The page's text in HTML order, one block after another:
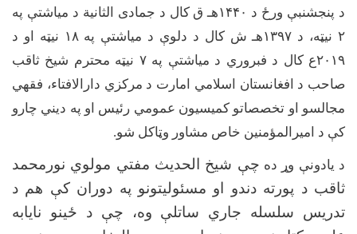
د پنجشنبې ورځ د ۱۴۴۰هـ ق کال د جمادی الثانیة د میاشتې په
۲نیټه، د ۱۳۹۷هـ ش کال د دلوې د میاشتې په۱۸ نیټه او د
۲۰۱۹ع کال د فبروري د میاشتې په۷ نیټه محترم شیخ ثاقب
صاحب د افغانستان اسلامي امارت د مرکزي دارالافتاء، فقهي
مجالسو او تخصصاتو کمیسیون عمومي رئیس او په دیني چارو
کې د امیرالمؤمنین خاص مشاور وټاکل شو.
د یادونې وړ ده چې شیخ الحدیث مفتي مولوي نورمحمد
ثاقب د پورته دندو او مسئولیتونو په دوران کې هم د
تدریس سلسله جاري ساتلې وه، چې د ځینو نایابه